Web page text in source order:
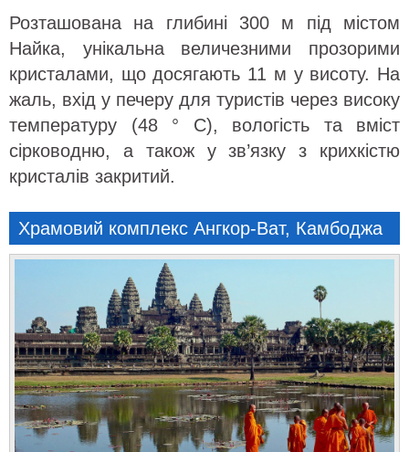
Розташована на глибині 300 м під містом
Найка, унікальна величезними прозорими
кристалами, що досягають 11 м у висоту. На
жаль, вхід у печеру для туристів через високу
температуру (48 ° C), вологість та вміст
сірководню, а також у зв’язку з крихкістю
кристалів закритий.
Храмовий комплекс Ангкор-Ват, Камбоджа